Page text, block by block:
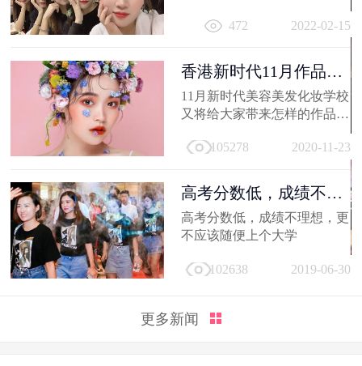
的小...
472 2022-02-15
香港新时代11月作品
选，惊艳潮流...
11月新时代美容美发化妆学校
又将给大家带来怎样的作品
吧。 105278 2020-11-23
高考分数低，成绩不理
想，更不应...
高考分数低，成绩不理想，更
不应该随便上个大学
102638 2019-06-30
更多新闻